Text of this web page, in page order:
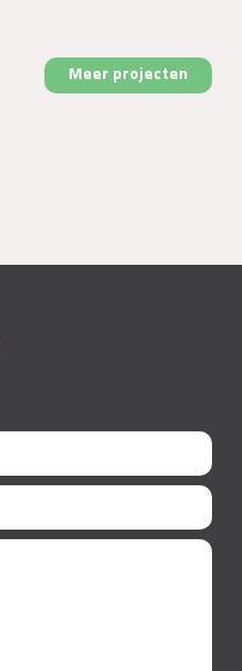
Meer projecten